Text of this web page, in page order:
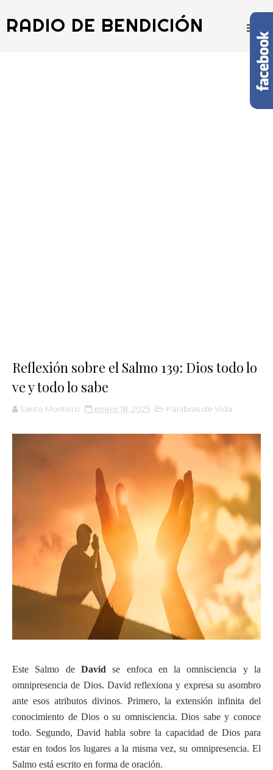
RADIO DE BENDICIÓN
Reflexión sobre el Salmo 139: Dios todo lo
ve y todo lo sabe
Santo Montero enero 18, 2025 Palabras de Vida
Este Salmo de David se enfoca en la omnisciencia y la
omnipresencia de Dios. David reflexiona y expresa su asombro
ante esos atributos divinos. Primero, la extensión infinita del
conocimiento de Dios o su omnisciencia. Dios sabe y conoce
todo. Segundo, David habla sobre la capacidad de Dios para
estar en todos los lugares a la misma vez, su omnipresencia. El
Salmo está escrito en forma de oración.